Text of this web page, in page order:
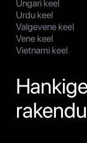
Ungari keel
Urdu keel
Valgevene keel
Vene keel
Vietnami keel